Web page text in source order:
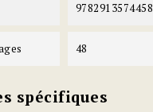
9782913574458
48
spécifiques